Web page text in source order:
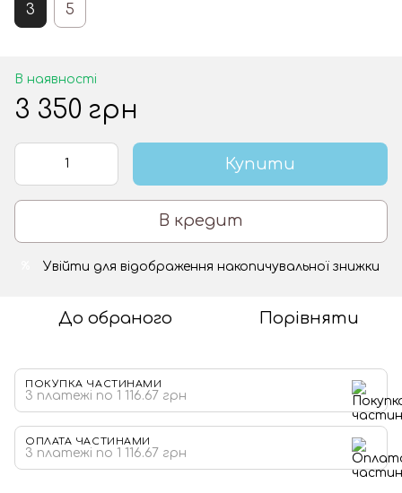
3 5
В наявності
3 350 грн
Купити
В кредит
Увійти для відображення накопичувальної знижки
До обраного Порівняти
ПОКУПКА ЧАСТИНАМИ
3 платежі по 1 116.67 грн
ОПЛАТА ЧАСТИНАМИ
3 платежі по 1 116.67 грн